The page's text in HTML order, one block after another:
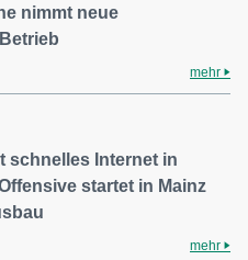
nimmt neue
mehr
schnelles Internet in
startet in Mainz
mehr